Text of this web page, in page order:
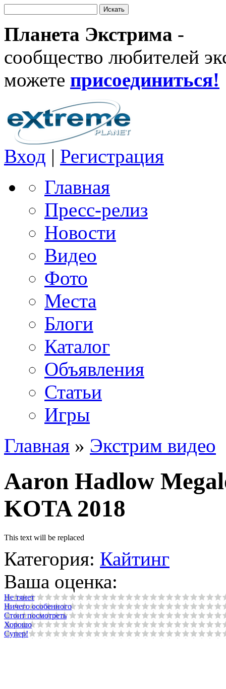
Планета Экстрима -
сообщество любителей
можете присоединиться!
Вход | Регистрация
Главная
Пресс-релиз
Новости
Видео
Фото
Места
Блоги
Каталог
Объявления
Статьи
Игры
Главная » Экстрим видео
Aaron Hadlow
KOTA 2018
This text will be replaced
Категория: Кайтинг
Ваша оценка:
Не тянет
Ничего особенного
Стоит посмотреть
Хорошо
Супер!